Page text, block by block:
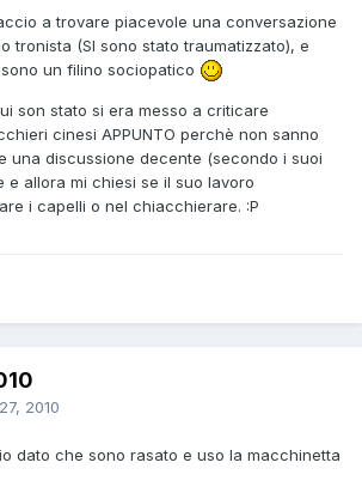
a trovare piacevole una conversazione
tronista (SI sono stato traumatizzato), e
un filino sociopatico
son stato si era messo a criticare
cinesi APPUNTO perchè non sanno
una discussione decente (secondo i suoi
e allora mi chiesi se il suo lavoro
i capelli o nel chiacchierare. :P
2010
dato che sono rasato e uso la macchinetta